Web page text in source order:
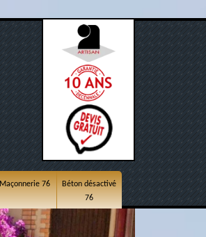
Maçonnerie 76
Béton désactivé
76